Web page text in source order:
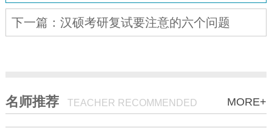
下一篇：汉硕考研复试要注意的六个问题
名师推荐 TEACHER RECOMMENDED MORE+